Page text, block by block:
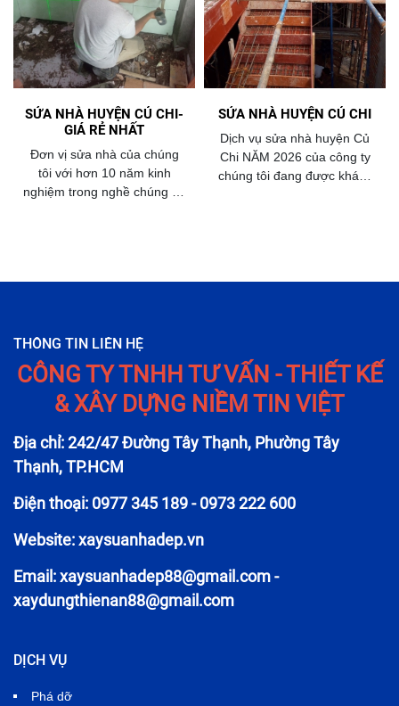
SỬA NHÀ HUYỆN CỦ CHI-
GIÁ RẺ NHẤT
Đơn vị sửa nhà của chúng
tôi với hơn 10 năm kinh
nghiệm trong nghề chúng tôi
SỬA NHÀ HUYỆN CỦ CHI
Dịch vụ sửa nhà huyện Củ
Chi NĂM 2026 của công ty
chúng tôi đang được khách
THÔNG TIN LIÊN HỆ
CÔNG TY TNHH TƯ VẤN - THIẾT KẾ
& XÂY DỰNG NIỀM TIN VIỆT
Địa chỉ: 242/47 Đường Tây Thạnh, Phường Tây
Thạnh, TP.HCM
Điện thoại: 0977 345 189 - 0973 222 600
Website: xaysuanhadep.vn
Email:xaysuanhadep88@gmail.com-
xaydungthienan88@gmail.com
DỊCH VỤ
Phá dỡ